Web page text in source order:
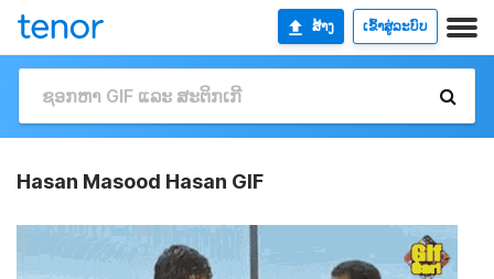
ສ້າງ ເຂົ້າສູ່ລະບົບ
Hasan Masood Hasan GIF